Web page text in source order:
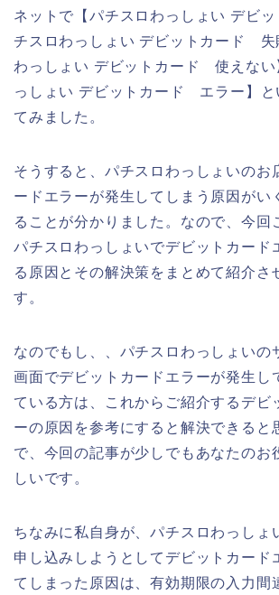
ネットで【パチスロわっしょい デビ
チスロわっしょい デビットカード 失
わっしょい デビットカード 使えない
っしょい デビットカード エラー】と
てみました。
そうすると、パチスロわっしょいのお
ードエラーが発生してしまう原因がい
ることが分かりました。なので、今回
パチスロわっしょいでデビットカード
る原因とその解決策をまとめて紹介さ
す。
なのでもし、、パチスロわっしょいの
画面でデビットカードエラーが発生し
ている方は、これからご紹介するデビ
ーの原因を参考にすると解決できると
で、今回の記事が少しでもあなたのお
しいです。
ちなみに私自身が、パチスロわっしょ
申し込みしようとしてデビットカード
てしまった原因は、有効期限の入力間